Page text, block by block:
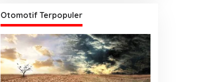
Otomotif Terpopuler